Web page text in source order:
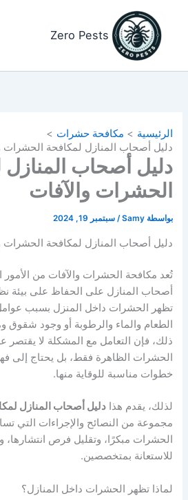
المحتوى
Zero Pests
الرئيسية
مكافحة حشرات
دليل أصحاب المنازل لمكافحة الحشرات
دليل أصحاب المنازل
الحشرات والآفات
بواسطة Samy
/سبتمبر 19, 2024
دليل أصحاب المنازل لمكافحة الحشرات
تُعد مكافحة الحشرات والآفات من الأمور
أصحاب المنازل على الحفاظ على بيئة
تظهر الحشرات داخل المنزل بسبب
الطعام والماء والرطوبة أو وجود شقوق
ذلك، فإن التعامل مع المشكلة لا
الحشرات الظاهرة فقط، بل يحتاج إلى
خطوات مناسبة للوقاية منها.
لذلك، يقدم هذادليل أصحاب المنازل
مجموعة من النصائح والإجراءات التي
الحشرات مبكرًا، وتقليل فرص
للاستعانة بمتخصصين.
لماذا تظهر الحشرات داخل المنازل؟